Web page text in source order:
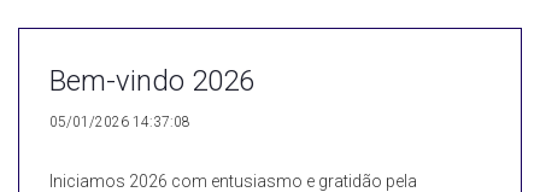
Bem-vindo 2026
05/01/2026 14:37:08
Iniciamos 2026 com entusiasmo e gratidão pela